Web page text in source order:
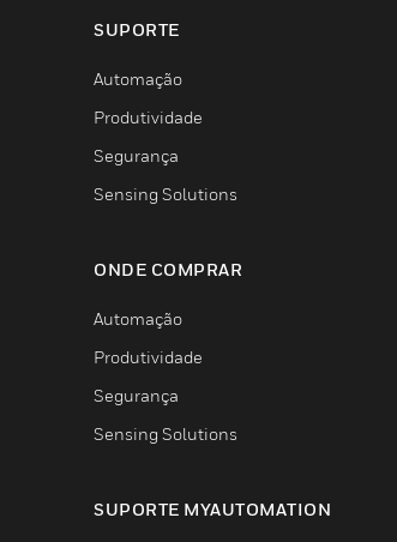
SUPORTE
Automação
Produtividade
Segurança
Sensing Solutions
ONDE COMPRAR
Automação
Produtividade
Segurança
Sensing Solutions
SUPORTE MYAUTOMATION